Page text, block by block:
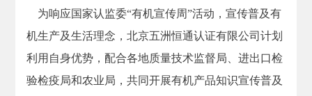
为响应国家认监委“有机宣传周”活动，宣传普及有
机生产及生活理念，北京五洲恒通认证有限公司计划
利用自身优势，配合各地质量技术监督局、进出口检
验检疫局和农业局，共同开展有机产品知识宣传普及